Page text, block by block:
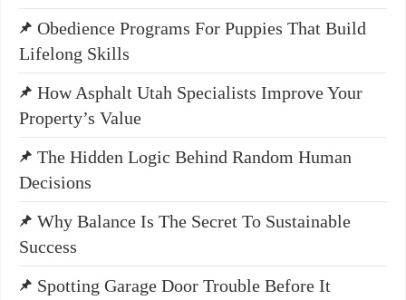
Obedience Programs For Puppies That Build
Lifelong Skills
How Asphalt Utah Specialists Improve Your
Property’s Value
The Hidden Logic Behind Random Human
Decisions
Why Balance Is The Secret To Sustainable
Success
Spotting Garage Door Trouble Before It